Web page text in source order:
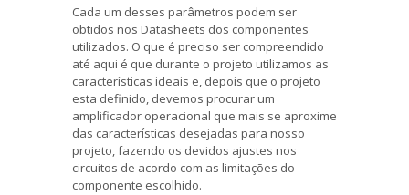
Cada um desses parâmetros podem ser
obtidos nos Datasheets dos componentes
utilizados. O que é preciso ser compreendido
até aqui é que durante o projeto utilizamos as
características ideais e, depois que o projeto
esta definido, devemos procurar um
amplificador operacional que mais se aproxime
das características desejadas para nosso
projeto, fazendo os devidos ajustes nos
circuitos de acordo com as limitações do
componente escolhido.